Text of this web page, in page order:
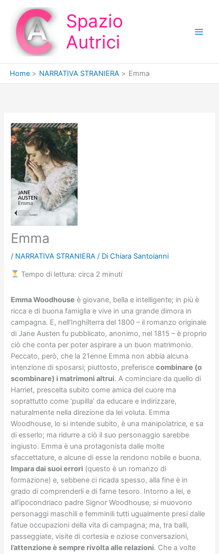
contenuto
Spazio
Autrici
Home NARRATIVA STRANIERA Emma
Emma
/ NARRATIVA STRANIERA / DiChiara Santoianni
Tempo di lettura: circa 2 minuti
Emma Woodhouse è giovane, bella e intelligente; in più è
ricca e di buona famiglia e vive in una grande dimora in
campagna. E, nell’Inghilterra del 1800 – il romanzo originale
di Jane Austen fu pubblicato, anonimo, nel 1815 – è proprio
ciò che conta per poter aspirare a un buon matrimonio.
Peccato, però, che la 21enne Emma non abbia alcuna
intenzione di sposarsi; piuttosto, preferiscecombinare (o
scombinare) i matrimoni altrui. A cominciare da quello di
Harriet, prescelta subito come amica del cuore ma
soprattutto come ‘pupilla’ da educare e indirizzare,
naturalmente nella direzione da lei voluta. Emma
Woodhouse, lo si intende subito, è una manipolatrice, e sa
di esserlo; ma ridurre a ciò il suo personaggio sarebbe
ingiusto. Emma è una protagonista dalle molte
sfaccettature, e alcune di esse la rendono nobile e buona.
Impara dai suoi errori (questo è un romanzo di
formazione) e, sebbene ci ricada spesso, alla fine è in
grado di comprenderli e di farne tesoro. Intorno a lei, e
all’ipocondriaco padre Signor Woodhouse, si muovono
personaggi maschili e femminili tutti ugualmente presi dalle
fatue occupazioni della vita di campagna; ma, tra balli,
passeggiate, visite di cortesia e oziose conversazioni,
l’attenzione è sempre rivolta alle relazioni. Che a volte